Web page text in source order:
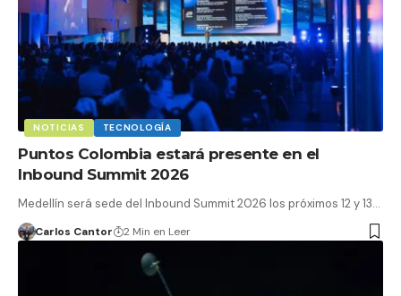
NOTICIAS TECNOLOGÍA
Puntos Colombia estará presente en el
Inbound Summit 2026
Medellín será sede del Inbound Summit 2026 los próximos 12 y 13…
Carlos Cantor 2 Min en Leer